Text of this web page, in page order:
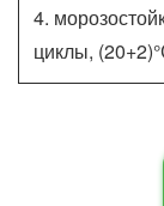
4.
циклы,